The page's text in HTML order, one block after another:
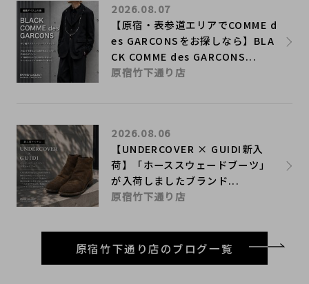
【原宿・表参道エリアでCOMME d
es GARCONSをお探しなら】BLA
CK COMME des GARCONS...
2026.08.07
原宿竹下通り店
【UNDERCOVER × GUIDI新入
荷】「ホーススウェードブーツ」
が入荷しましたブランド...
2026.08.06
原宿竹下通り店
原宿竹下通り店のブログ一覧